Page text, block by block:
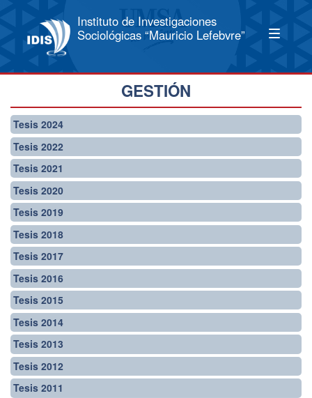
Instituto de Investigaciones
Sociológicas “Mauricio Lefebvre”
GESTIÓN
Tesis 2024
Tesis 2022
Tesis 2021
Tesis 2020
Tesis 2019
Tesis 2018
Tesis 2017
Tesis 2016
Tesis 2015
Tesis 2014
Tesis 2013
Tesis 2012
Tesis 2011